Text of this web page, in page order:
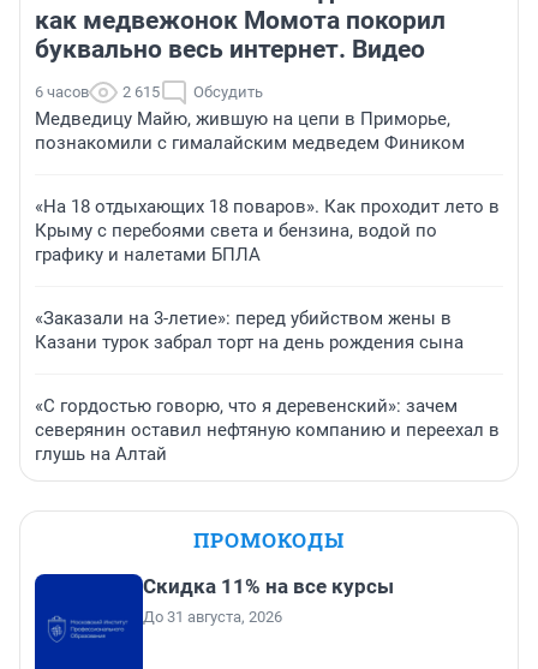
как медвежонок Момота покорил
буквально весь интернет. Видео
6 часов 2 615 Обсудить
Медведицу Майю, жившую на цепи в Приморье,
познакомили с гималайским медведем Фиником
«На 18 отдыхающих 18 поваров». Как проходит лето в
Крыму с перебоями света и бензина, водой по
графику и налетами БПЛА
«Заказали на 3-летие»: перед убийством жены в
Казани турок забрал торт на день рождения сына
«С гордостью говорю, что я деревенский»: зачем
северянин оставил нефтяную компанию и переехал в
глушь на Алтай
ПРОМОКОДЫ
Скидка 11% на все курсы
До 31 августа, 2026